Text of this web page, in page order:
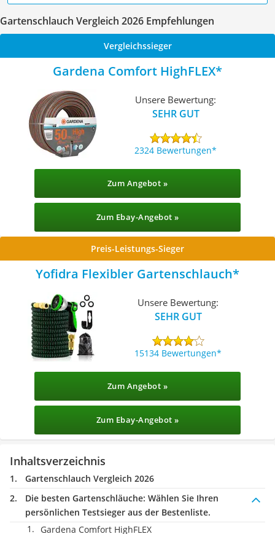
Gartenschlauch Vergleich 2026 Empfehlungen
Vergleichssieger
Gardena Comfort HighFLEX
Unsere Bewertung:
SEHR GUT
2324 Bewertungen
Zum Angebot »
Zum Ebay-Angebot »
Preis-Leistungs-Sieger
Yofidra Flexibler Gartenschlauch
Unsere Bewertung:
SEHR GUT
15134 Bewertungen
Zum Angebot »
Zum Ebay-Angebot »
Inhaltsverzeichnis
Gartenschlauch Vergleich 2026
Die besten Gartenschläuche: Wählen Sie Ihren
persönlichen Testsieger aus der Bestenliste.
Gardena Comfort HighFLEX